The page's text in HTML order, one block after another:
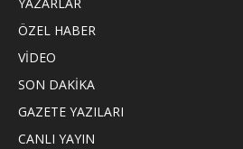
ÖZEL HABER
VİDEO
SON DAKİKA
GAZETE YAZILARI
CANLI YAYIN